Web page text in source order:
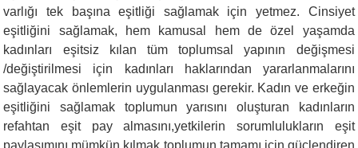
varlığı tek başına eşitliği sağlamak için yetmez. Cinsiyet
eşitliğini sağlamak, hem kamusal hem de özel yaşamda
kadınları eşitsiz kılan tüm toplumsal yapının değişmesi
/değiştirilmesi için kadınları haklarından yararlanmalarını
sağlayacak önlemlerin uygulanması gerekir. Kadın ve erkeğin
eşitliğini sağlamak toplumun yarısını oluşturan kadınların
refahtan eşit pay almasını,yetkilerin sorumlulukların eşit
paylaşımını mümkün kılmak toplumun tamamı için güçlendiren